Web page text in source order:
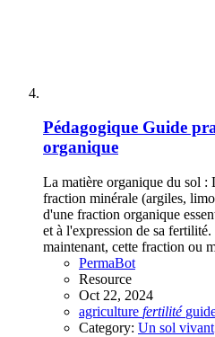
Pédagogique Guide
organique
La matière organique du sol :
fraction minérale (argiles,
d'une fraction organique
et à l'expression de sa
maintenant, cette fraction ou
PermaBot
Resource
Oct 22, 2024
agriculture fertilité
Category: Un sol vivant